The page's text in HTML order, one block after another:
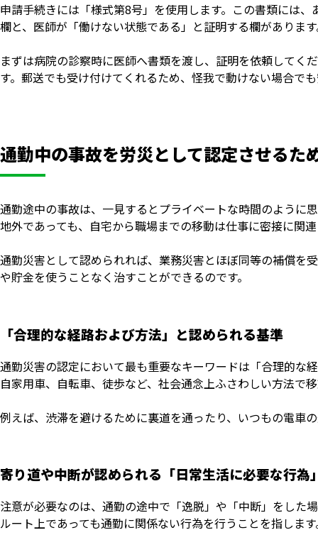
申請手続きには「様式第8号」を使用します。この書類には
欄と、医師が「働けない状態である」と証明する欄がありま
まずは病院の診察時に医師へ書類を渡し、証明を依頼してく
す。郵送でも受け付けてくれるため、怪我で動けない場合で
通勤中の事故を労災として認定させるた
通勤途中の事故は、一見するとプライベートな時間のように
地外であっても、自宅から職場までの移動は仕事に密接に関
通勤災害として認められれば、業務災害とほぼ同等の補償を
や貯金を使うことなく治すことができるのです。
「合理的な経路および方法」と認められる基準
通勤災害の認定において最も重要なキーワードは「合理的な
自家用車、自転車、徒歩など、社会通念上ふさわしい方法で
例えば、渋滞を避けるために裏道を通ったり、いつもの電車
寄り道や中断が認められる「日常生活に必要な行為
注意が必要なのは、通勤の途中で「逸脱」や「中断」をした
ルート上であっても通勤に関係ない行為を行うことを指しま